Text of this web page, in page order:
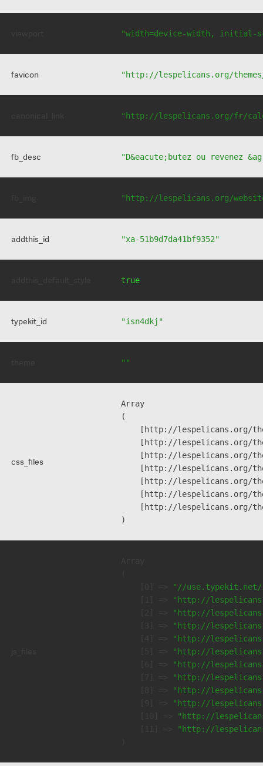
"width=device-width, initial-
favicon "http://lespelicans.org/
"http://lespelicans.org/fr/
fb_desc "D&eacute;butez ou revenez
"http://lespelicans.org/
addthis_id "xa-51b9d7da41bf9352"
true
typekit_id "isn4dkj"
""
css_files
Array
(
[http://lespelicans.org/
[http://lespelicans.org/
[http://lespelicans.org/
[http://lespelicans.org/
[http://lespelicans.org/
[http://lespelicans.org/
[http://lespelicans.org/
"//
"http://
"http://
"http://
"http://
"http://
"http://
"http://
"http://
"http://
"http://
"http://